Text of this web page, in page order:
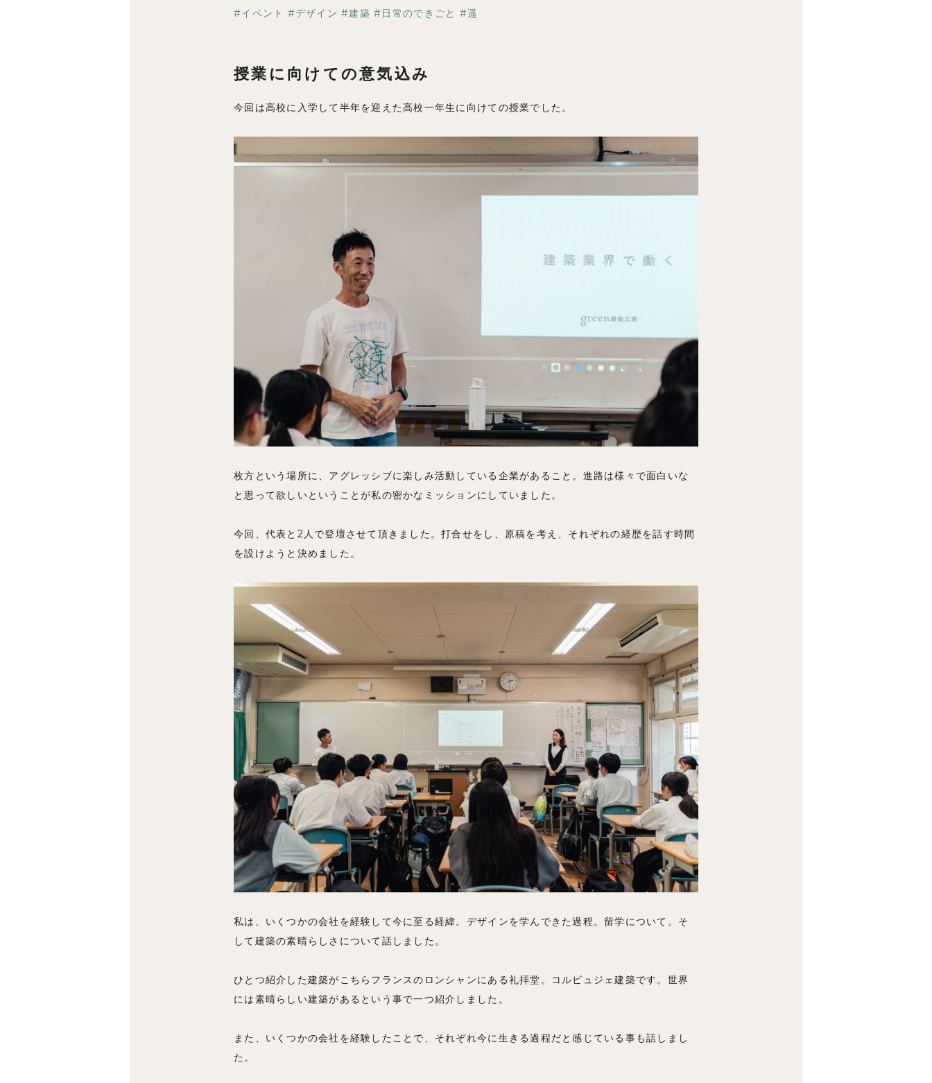
ブログ
イベント デザイン 建築 日常のできごと 遥
授業に向けての意気込み
今回は高校に入学して半年を迎えた高校一年生に向けての授業でした。
枚方という場所に、アグレッシブに楽しみ活動している企業があること。進路は様々で面白いな
と思って欲しいということが私の密かなミッションにしていました。
今回、代表と2人で登壇させて頂きました。打合せをし、原稿を考え、それぞれの経歴を話す時間
を設けようと決めました。
私は、いくつかの会社を経験して今に至る経緯。デザインを学んできた過程。留学について。そ
して建築の素晴らしさについて話しました。
ひとつ紹介した建築がこちらフランスのロンシャンにある礼拝堂。コルビュジェ建築です。世界
には素晴らしい建築があるという事で一つ紹介しました。
また、いくつかの会社を経験したことで、それぞれ今に生きる過程だと感じている事も話しまし
た。